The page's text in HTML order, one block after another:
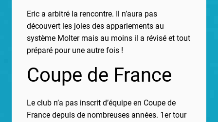
Eric a arbitré la rencontre. Il n’aura pas
découvert les joies des appariements au
système Molter mais au moins il a révisé et tout
préparé pour une autre fois !
Coupe de France
Le club n’a pas inscrit d’équipe en Coupe de
France depuis de nombreuses années. 1er tour